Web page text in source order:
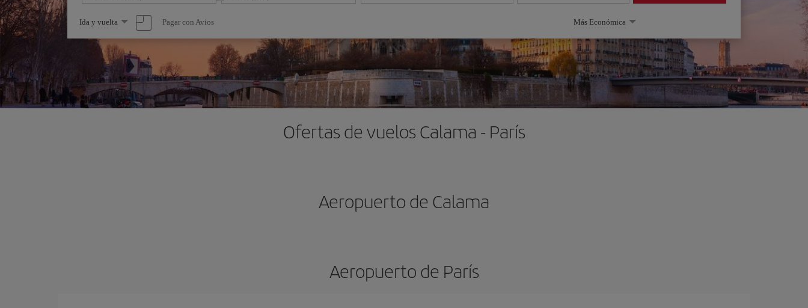
Seleccione
una
opción
Ida y vuelta Pagar con Avios Más Económica
Ofertas de vuelos Calama - París
Aeropuerto de Calama
Aeropuerto de París